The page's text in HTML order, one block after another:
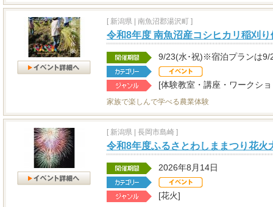
[ 新潟県 南魚沼郡湯沢町 ]
令和8年度 南魚沼産コシヒカリ稲刈り
9/23(水･祝)※宿泊プランは9/
[体験教室・講座・ワークシ
家族で楽しんで学べる農業体験
[ 新潟県 長岡市島崎 ]
令和8年度ふるさとわしままつり花火
2026年8月14日
[花火]